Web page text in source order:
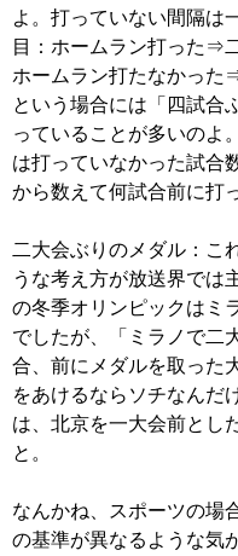
よ。打っていない間隔は
目：ホームラン打った⇒
ホームラン打たなかった
という場合には「四試合
っていることが多いのよ
は打っていなかった試合
から数えて何試合前に打
二大会ぶりのメダル：こ
うな考え方が放送界では
の冬季オリンピックはミ
でしたが、「ミラノで二
合、前にメダルを取った
をあけるならソチなんだ
は、北京を一大会前とし
と。
なんかね、スポーツの場
の基準が異なるような気